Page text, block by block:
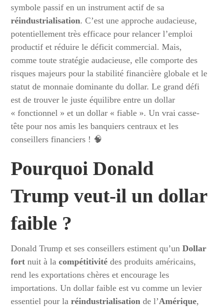
symbole passif en un instrument actif de sa
réindustrialisation. C’est une approche audacieuse,
potentiellement très efficace pour relancer l’emploi
productif et réduire le déficit commercial. Mais,
comme toute stratégie audacieuse, elle comporte des
risques majeurs pour la stabilité financière globale et le
statut de monnaie dominante du dollar. Le grand défi
est de trouver le juste équilibre entre un dollar
« fonctionnel » et un dollar « fiable ». Un vrai casse-
tête pour nos amis les banquiers centraux et les
conseillers financiers ! 🧠
Pourquoi Donald
Trump veut-il un dollar
faible ?
Donald Trump et ses conseillers estiment qu’unDollar
fort nuit à lacompétitivité des produits américains,
rend les exportations chères et encourage les
importations. Un dollar faible est vu comme un levier
essentiel pour laréindustrialisation de l’Amérique,